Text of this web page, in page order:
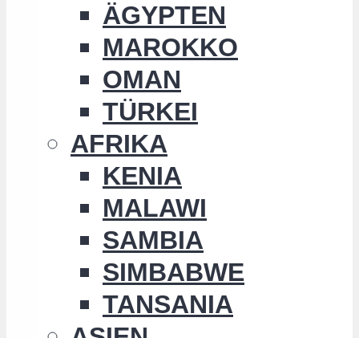
ÄGYPTEN
MAROKKO
OMAN
TÜRKEI
AFRIKA
KENIA
MALAWI
SAMBIA
SIMBABWE
TANSANIA